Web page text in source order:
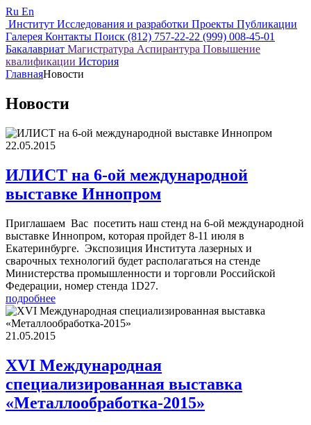
Ru En
Институт Исследования и разработки Проекты Публикации
Галерея Контакты Поиск (812) 757-22-22 (999) 008-45-01
Бакалавриат Магистратура Аспирантура Повышение
квалификации История
ГлавнаяНовости
Новости
22.05.2015
ИЛИСТ на 6-ой международной
выставке Иннопром
Приглашаем Вас посетить наш стенд на 6-ой международной
выставке Иннопром, которая пройдет 8-11 июля в
Екатеринбурге. Экспозиция Института лазерных и
сварочных технологий будет располагаться на стенде
Министерства промышленности и торговли Российской
Федерации, номер стенда 1D27.
подробнее
21.05.2015
XVI Международная
специализированная выставка
«Металлообработка-2015»